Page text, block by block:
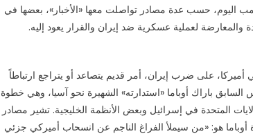
اليوم، حسب عدة مصادر تواصلت معها «الأخبار»، بعضها في
والمعارضة لعملية عسكرية ضد إيران والقرار يعود إليه.
على ضرب إيران، أمر قديم يتصاعد أو يتراجع ارتباطاً
باراك أوباما «استدارته» الشهيرة نحو آسيا، وهي خطوة
المتحدة في إسرائيل وبعض الأنظمة الخليجية. تشير مصادر
هو: «من سيملأ الفراغ الناجم عن انسحاب أميركي جزئي